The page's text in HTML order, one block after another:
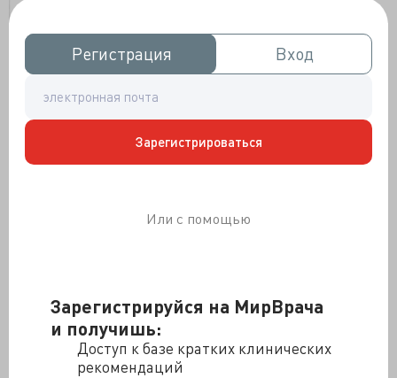
Зарегистрируйся на МирВрача
и получишь:
Доступ к базе кратких клинических
рекомендаций
Регистрация
Регистрация Вход
Вход
Зарегистрироваться
Или с помощью
Перевод